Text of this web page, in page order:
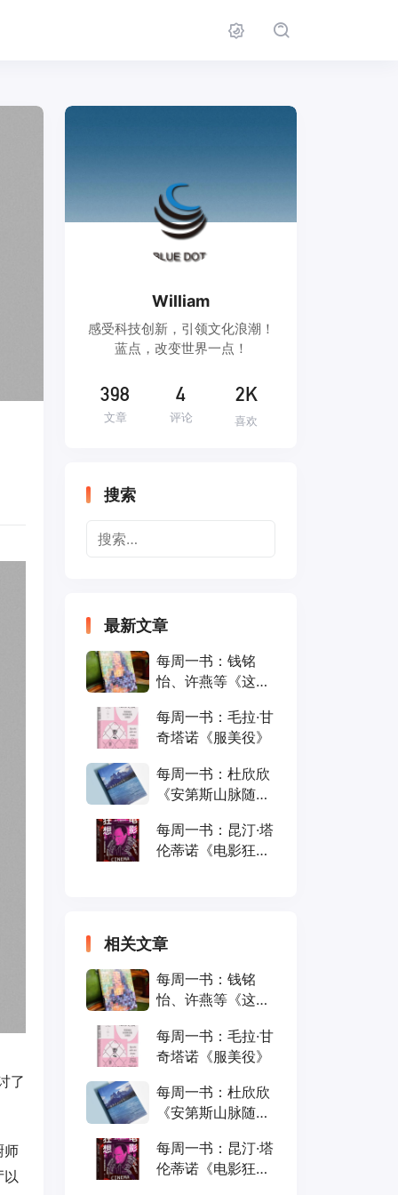
了
师
以
William
感受科技创新，引领文化浪潮！
蓝点，改变世界一点！
398
文章
4
评论
2K
喜欢
搜索
最新文章
每周一书：钱铭
怡、许燕等《这就
每周一书：毛拉·甘
奇塔诺《服美役》
每周一书：杜欣欣
《安第斯山脉随
每周一书：昆汀·塔
伦蒂诺《电影狂
相关文章
每周一书：钱铭
怡、许燕等《这就
每周一书：毛拉·甘
奇塔诺《服美役》
每周一书：杜欣欣
《安第斯山脉随
每周一书：昆汀·塔
伦蒂诺《电影狂